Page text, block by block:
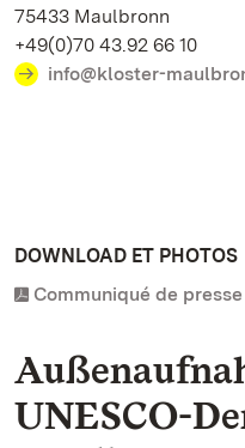
75433 Maulbronn
+49(0)70 43.92 66 10
info@kloster-
DOWNLOAD ET PHOTOS
Communiqué de presse
UNESCO-